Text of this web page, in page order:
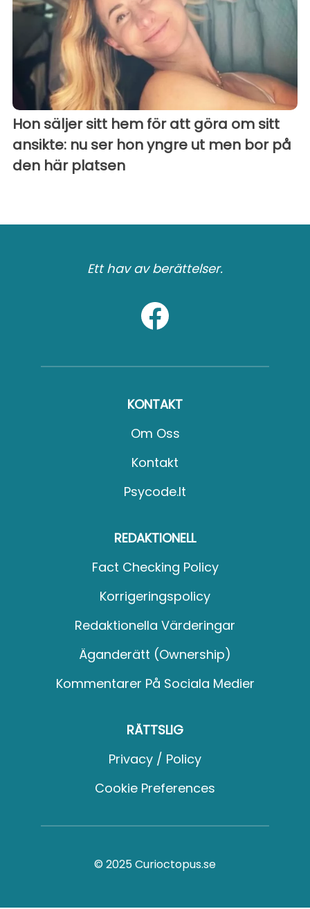
Hon säljer sitt hem för att göra om sitt
ansikte: nu ser hon yngre ut men bor på
den här platsen
Ett hav av berättelser.
KONTAKT
Om Oss
Kontakt
Psycode.it
REDAKTIONELL
Fact Checking Policy
Korrigeringspolicy
Redaktionella Värderingar
Äganderätt (Ownership)
Kommentarer På Sociala Medier
RÄTTSLIG
Privacy / Policy
Cookie Preferences
© 2025 Curioctopus.se